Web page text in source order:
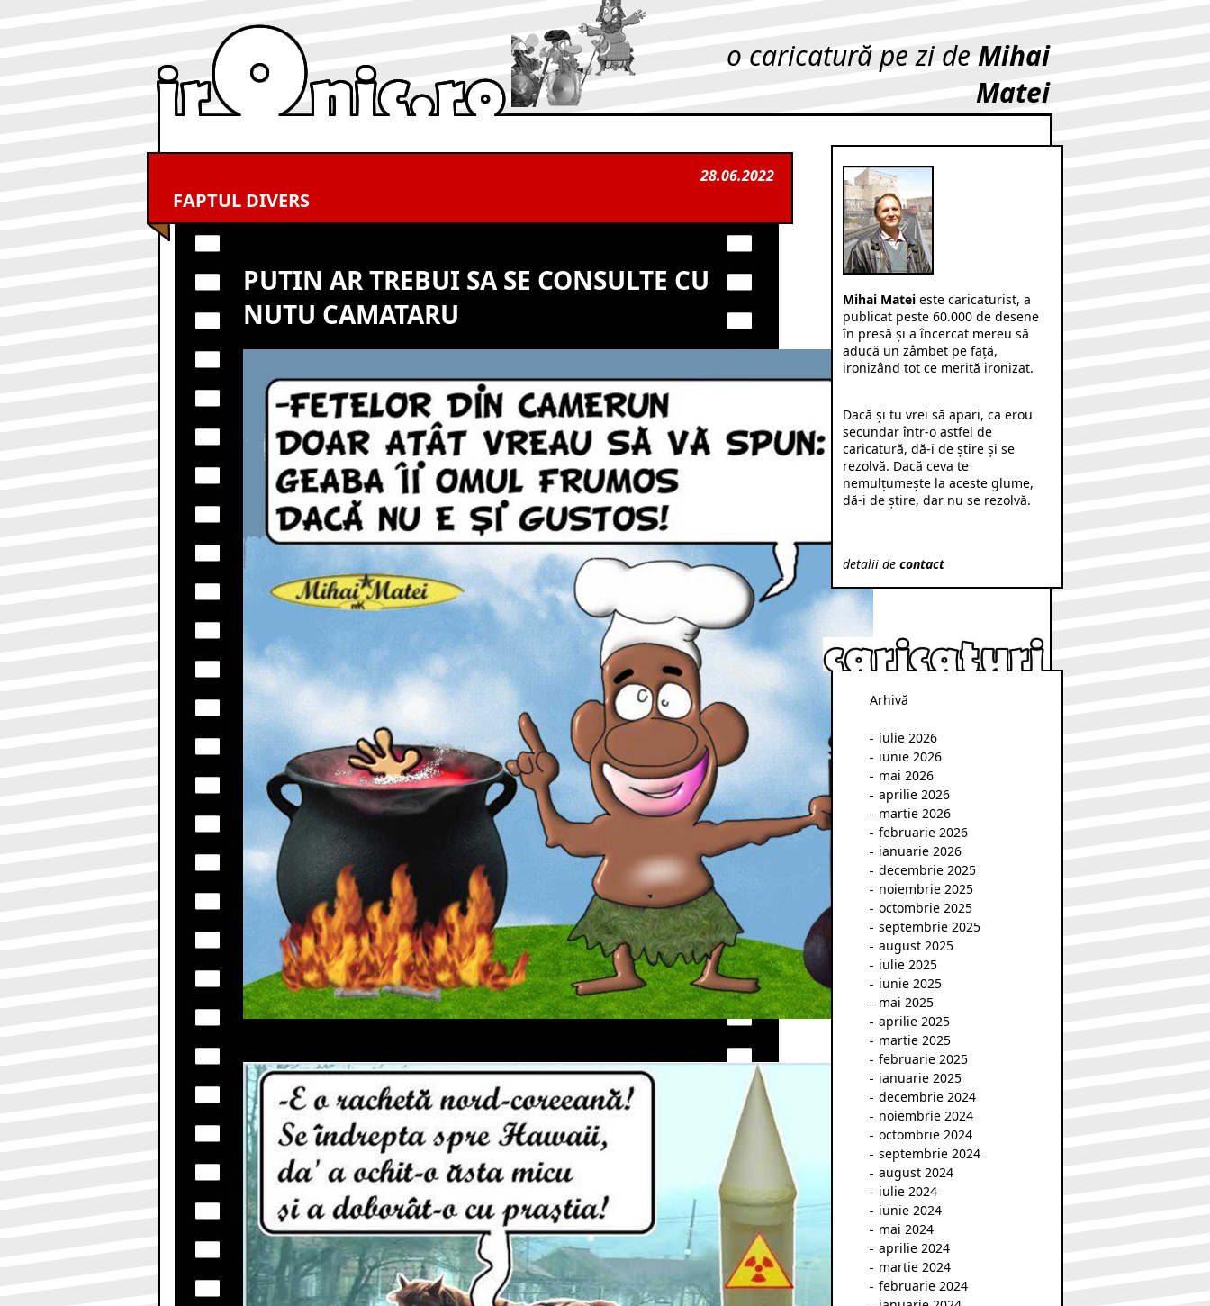
o caricatură pe zi deMihai
Matei
28.06.2022
FAPTUL DIVERS
PUTIN AR TREBUI SA SE CONSULTE CU
NUTU CAMATARU
Mihai Matei este caricaturist, a
publicat peste 60.000 de desene
în presă şi a încercat mereu să
aducă un zâmbet pe faţă,
ironizând tot ce merită ironizat.
Dacă şi tu vrei să apari, ca erou
secundar într-o astfel de
caricatură, dă-i de ştire şi se
rezolvă. Dacă ceva te
nemulţumeşte la aceste glume,
dă-i de ştire, dar nu se rezolvă.
detalii de contact
Arhivă
iulie 2026
iunie 2026
mai 2026
aprilie 2026
martie 2026
februarie 2026
ianuarie 2026
decembrie 2025
noiembrie 2025
octombrie 2025
septembrie 2025
august 2025
iulie 2025
iunie 2025
mai 2025
aprilie 2025
martie 2025
februarie 2025
ianuarie 2025
decembrie 2024
noiembrie 2024
octombrie 2024
septembrie 2024
august 2024
iulie 2024
iunie 2024
mai 2024
aprilie 2024
martie 2024
februarie 2024